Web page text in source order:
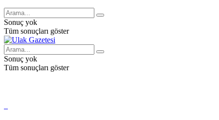
Sonuç yok
Tüm sonuçları göster
Sonuç yok
Tüm sonuçları göster